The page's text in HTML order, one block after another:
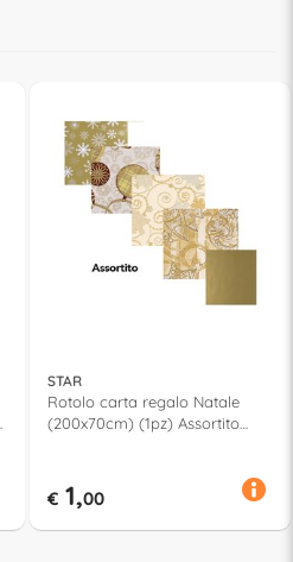
STAR
Rotolo carta regalo Natale
(200x70cm) (1pz) Assortito
€ 1,00